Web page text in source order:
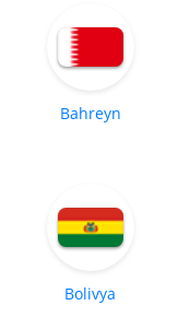
Bahreyn
Bolivya